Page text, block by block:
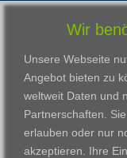
VWAK
Karriere
Kontakt
Download
Impressum
Datenschutzerklärung
Wir
Unsere Webseite
Angebot bieten zu
weltweit Daten und
Partnerschaften.
erlauben oder nur
akzeptieren. Ihre